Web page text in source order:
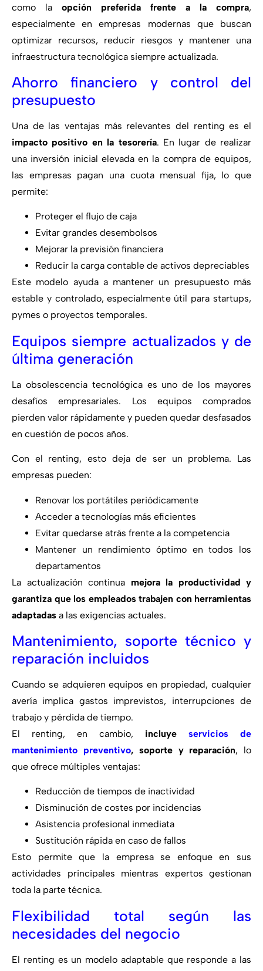
como la opción preferida frente a la compra,
especialmente en empresas modernas que buscan
optimizar recursos, reducir riesgos y mantener una
infraestructura tecnológica siempre actualizada.
Ahorro financiero y control del
presupuesto
Una de las ventajas más relevantes del renting es el
impacto positivo en la tesorería. En lugar de realizar
una inversión inicial elevada en la compra de equipos,
las empresas pagan una cuota mensual fija, lo que
permite:
Proteger el flujo de caja
Evitar grandes desembolsos
Mejorar la previsión financiera
Reducir la carga contable de activos depreciables
Este modelo ayuda a mantener un presupuesto más
estable y controlado, especialmente útil para startups,
pymes o proyectos temporales.
Equipos siempre actualizados y de
última generación
La obsolescencia tecnológica es uno de los mayores
desafíos empresariales. Los equipos comprados
pierden valor rápidamente y pueden quedar desfasados
en cuestión de pocos años.
Con el renting, esto deja de ser un problema. Las
empresas pueden:
Renovar los portátiles periódicamente
Acceder a tecnologías más eficientes
Evitar quedarse atrás frente a la competencia
Mantener un rendimiento óptimo en todos los
departamentos
La actualización continua mejora la productividad y
garantiza que los empleados trabajen con herramientas
adaptadas a las exigencias actuales.
Mantenimiento, soporte técnico y
reparación incluidos
Cuando se adquieren equipos en propiedad, cualquier
avería implica gastos imprevistos, interrupciones de
trabajo y pérdida de tiempo.
El renting, en cambio, incluye servicios de
mantenimiento preventivo, soporte y reparación, lo
que ofrece múltiples ventajas:
Reducción de tiempos de inactividad
Disminución de costes por incidencias
Asistencia profesional inmediata
Sustitución rápida en caso de fallos
Esto permite que la empresa se enfoque en sus
actividades principales mientras expertos gestionan
toda la parte técnica.
Flexibilidad total según las
necesidades del negocio
El renting es un modelo adaptable que responde a las